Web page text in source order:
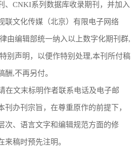
、CNKI系列数据库收录期刊，并加入
联文化传媒（北京）有限电子网络
由编辑部统一纳入以上数字化期刊群,
别声明，以便作特别处理,本刊所付稿
酬,不再另付。
文末标明作者联系电话及电子邮
办刊宗旨，在尊重原作的前提下，
次、语言文字和编辑规范方面的修
来稿时预先注明。